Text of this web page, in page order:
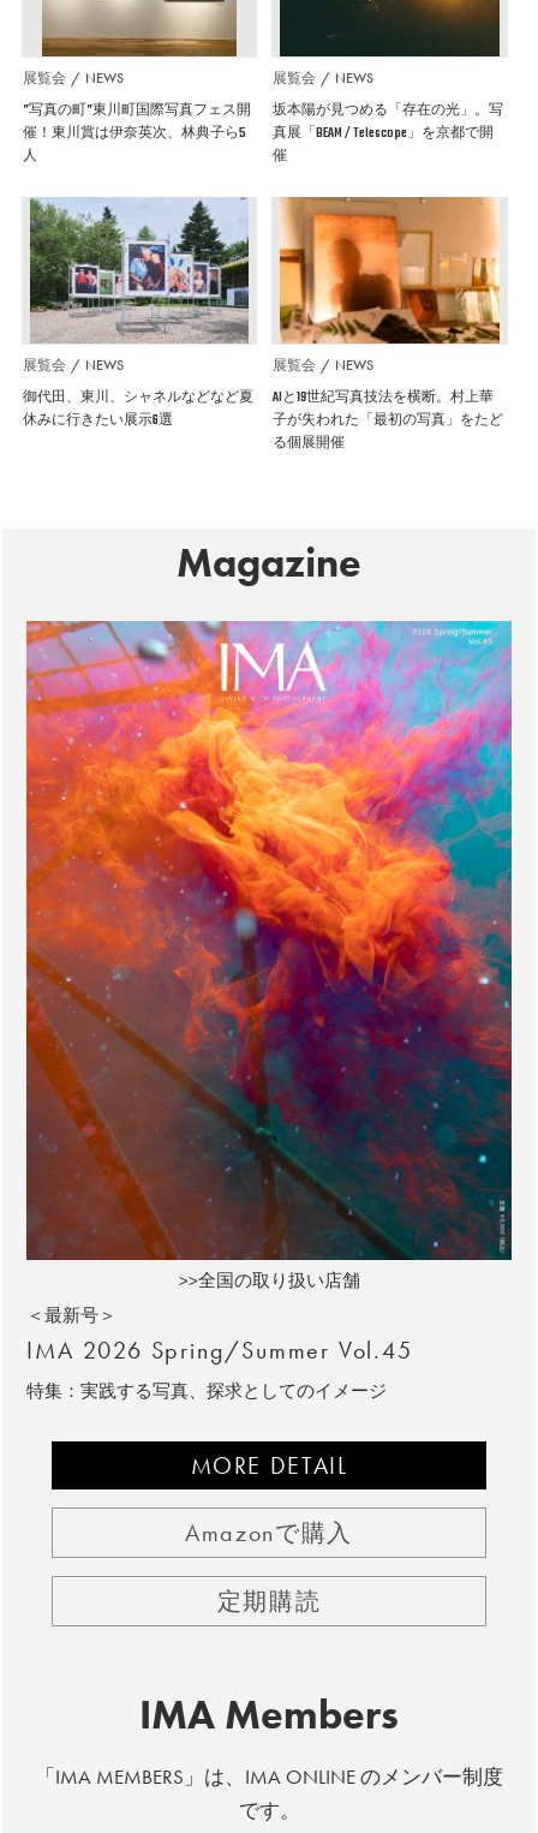
展覧会 NEWS
”写真の町”東川町国際写真フェス開
催！東川賞は伊奈英次、林典子ら5
人
展覧会 NEWS
坂本陽が見つめる「存在の光」。写
真展「BEAM / Telescope」を京都で開
催
展覧会 NEWS
御代田、東川、シャネルなどなど夏
休みに行きたい展示6選
展覧会 NEWS
AIと19世紀写真技法を横断。村上華
子が失われた「最初の写真」をたど
る個展開催
Magazine
>>全国の取り扱い店舗
＜最新号＞
IMA 2026 Spring/Summer Vol.45
特集：実践する写真、探求としてのイメージ
MORE DETAIL
Amazonで購入
定期購読
IMA Members
「IMA MEMBERS」は、IMA ONLINE のメンバー制度
です。